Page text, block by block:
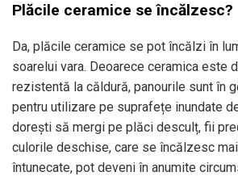
Plăcile ceramice se încălzesc?
Da, plăcile ceramice se pot încălzi în
soarelui vara. Deoarece ceramica este
rezistentă la căldură, panourile sunt în
pentru utilizare pe suprafețe inundate
dorești să mergi pe plăci desculț, fii
culorile deschise, care se încălzesc
întunecate, pot deveni în anumite